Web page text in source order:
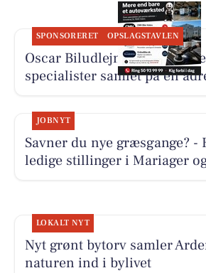
SPONSORERET OPSLAGSTAVLEN
Oscar Biludlejning
specialister samlet på én
JOBNYT
Savner du nye græsgange? -
ledige stillinger i Mariager
LOKALT NYT
Nyt grønt bytorv samler
naturen ind i bylivet